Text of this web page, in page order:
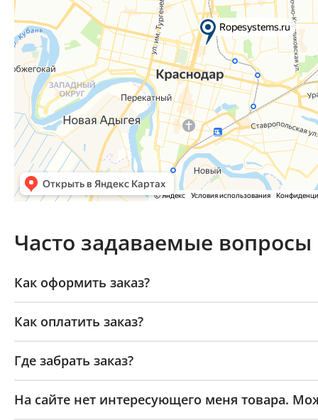
Часто задаваемые вопросы
Как оформить заказ?
Как оплатить заказ?
Где забрать заказ?
На сайте нет интересующего меня товара.